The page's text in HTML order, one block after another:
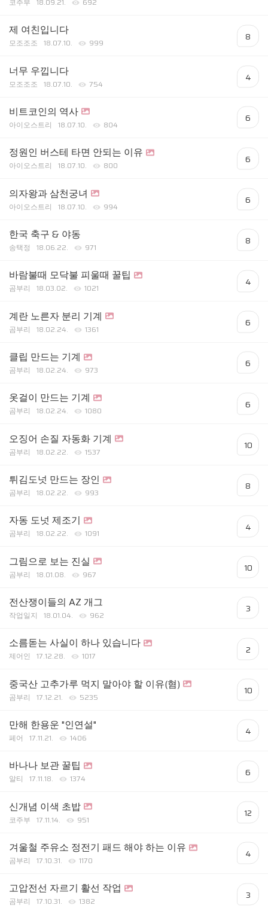
제 여친입니다
모조조조 18.07.10. 999
8
너무 우낍니다
모조조조 18.07.10. 754
4
비트코인의 역사
아이오스트리 18.07.10. 804
6
정원인 버스테 타면 안되는 이유
아이오스트리 18.07.10. 800
6
의자왕과 삼천궁녀
아이오스트리 18.07.10. 994
6
한국 축구 & 야동
송택정 18.06.22. 971
8
바람불때 모닥불 피울때 꿀팁
곰부리 18.03.02. 1021
4
계란 노른자 분리 기계
곰부리 18.02.24. 1361
6
클립 만드는 기계
곰부리 18.02.24. 973
6
옷걸이 만드는 기계
곰부리 18.02.24. 1080
6
오징어 손질 자동화 기계
곰부리 18.02.22. 1537
10
튀김도넛 만드는 장인
곰부리 18.02.22. 993
8
자동 도넛 제조기
곰부리 18.02.22. 1091
4
그림으로 보는 진실
곰부리 18.01.08. 967
10
전산쟁이들의 AZ 개그
작업일지 18.01.04. 962
3
소름돋는 사실이 하나 있습니다
제어인 17.12.28. 1017
2
중국산 고추가루 먹지 말아야 할 이유(혐)
곰부리 17.12.21. 5235
10
만해 한용운 "인연설"
페어 17.11.21. 1406
4
바나나 보관 꿀팁
알티 17.11.18. 1374
6
신개념 이색 초밥
코주부 17.11.14. 951
12
겨울철 주유소 정전기 패드 해야 하는 이유
곰부리 17.10.31. 1170
4
고압전선 자르기 활선 작업
곰부리 17.10.31. 1382
3